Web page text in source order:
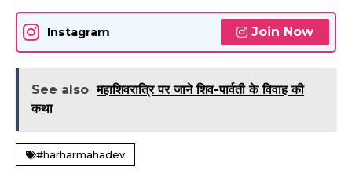
Instagram Join Now
See also महाशिवरात्रि पर जाने शिव-पार्वती के विवाह की
कथा
#harharmahadev